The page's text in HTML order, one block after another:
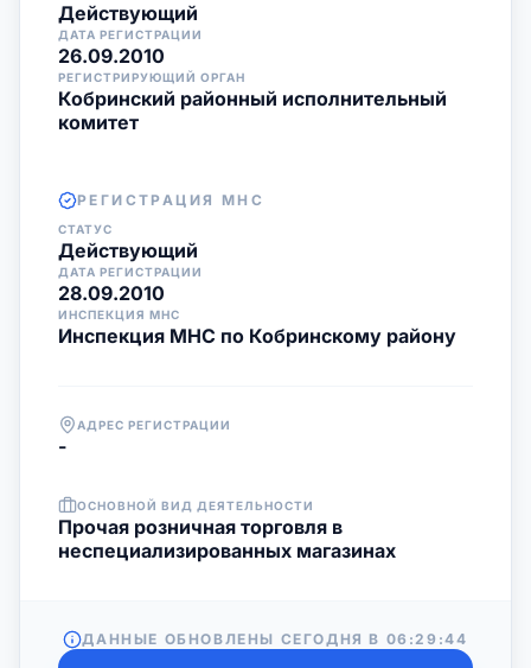
Действующий
ДАТА РЕГИСТРАЦИИ
26.09.2010
РЕГИСТРИРУЮЩИЙ ОРГАН
Кобринский районный исполнительный
комитет
РЕГИСТРАЦИЯ МНС
СТАТУС
Действующий
ДАТА РЕГИСТРАЦИИ
28.09.2010
ИНСПЕКЦИЯ МНС
Инспекция МНС по Кобринскому району
АДРЕС РЕГИСТРАЦИИ
-
ОСНОВНОЙ ВИД ДЕЯТЕЛЬНОСТИ
Прочая розничная торговля в
неспециализированных магазинах
ДАННЫЕ ОБНОВЛЕНЫ СЕГОДНЯ В 06:29:44